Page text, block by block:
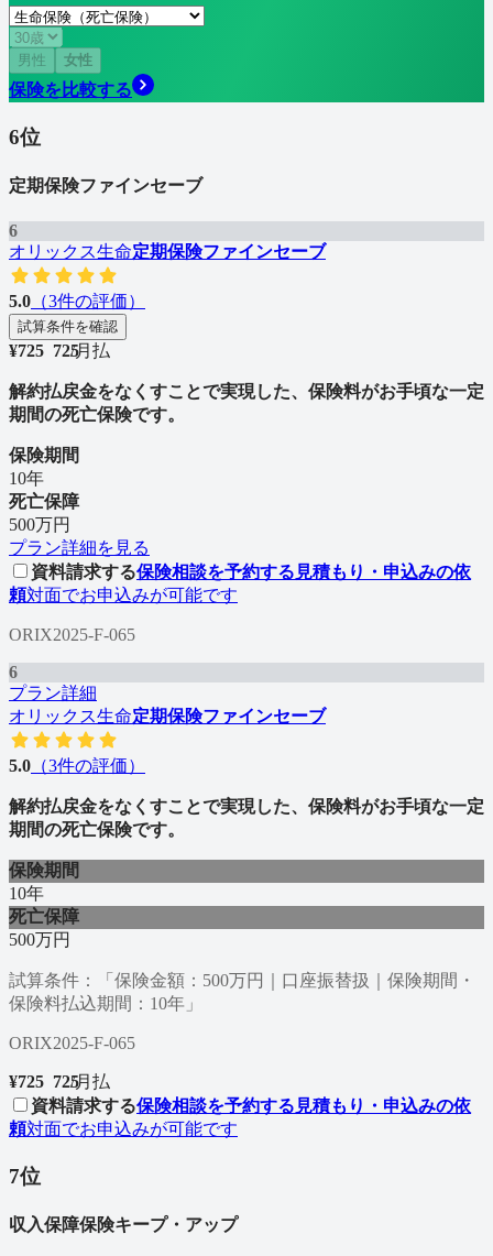
男性 女性
保険を比較する
6位
定期保険ファインセーブ
6
オリックス生命定期保険ファインセーブ
5.0 （3件の評価）
試算条件を確認
¥725 725
/月払
解約払戻金をなくすことで実現した、保険料がお手頃な一定
期間の死亡保険です。
保険期間
10年
死亡保障
500万円
プラン詳細を見る
資料請求する保険相談を予約する 見積もり・申込みの依
頼対面でお申込みが可能です
ORIX2025-F-065
6
プラン詳細
オリックス生命定期保険ファインセーブ
5.0 （3件の評価）
解約払戻金をなくすことで実現した、保険料がお手頃な一定
期間の死亡保険です。
保険期間
10年
死亡保障
500万円
試算条件：「保険金額：500万円｜口座振替扱｜保険期間・
保険料払込期間：10年」
ORIX2025-F-065
¥725 725
/月払
資料請求する保険相談を予約する 見積もり・申込みの依
頼対面でお申込みが可能です
7位
収入保障保険キープ・アップ